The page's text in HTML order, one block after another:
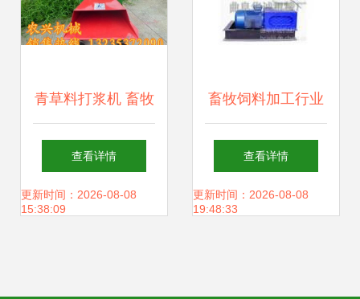
售发展
青草料打浆机 畜牧
养殖高效饲料加工
设备全解析
查看详情
更新时间：2026-08-08
15:38:09
畜牧饲料加工行业
概览 价格、供应商
与选购指南
查看详情
更新时间：2026-08-08
19:48:33